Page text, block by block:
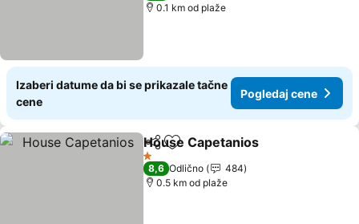
0.1 km od plaže
Izaberi datume da bi se prikazale tačne
cene
Pogledaj cene
Deli Dodati u favorite
House Capetanios
1 Zvezdice
8,6 Odlično
484
0.5 km od plaže